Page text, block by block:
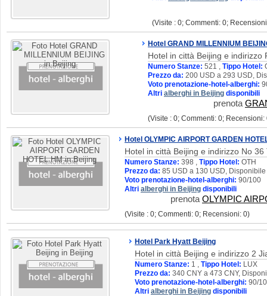
(Visite : 0; Commenti: 0;
Hotel GRAND MILLENNIUM
Hotel in città Beijing e indirizzo
Numero Stanze: 521 , Tippo Hotel:
Prezzo da: 200 USD a 293 USD,
Voto prenotazione-hotel-alberghi:
Altri alberghi in Beijing disponibili
prenota
(Visite : 0; Commenti: 0; Recensioni:
Hotel OLYMPIC AIRPORT GARDEN
Hotel in città Beijing e indirizzo No
Numero Stanze: 398 , Tippo Hotel: OTH
Prezzo da: 85 USD a 130 USD,
Voto prenotazione-hotel-alberghi: 90/100
Altri alberghi in Beijing disponibili
prenota OLYMPIC
(Visite : 0; Commenti: 0; Recensioni: 0)
Hotel Park Hyatt Beijing
Hotel in città Beijing e indirizzo 2
Numero Stanze: 1 , Tippo Hotel: LUX
Prezzo da: 340 CNY a 473 CNY,
Voto prenotazione-hotel-alberghi: 90/
Altri alberghi in Beijing disponibili